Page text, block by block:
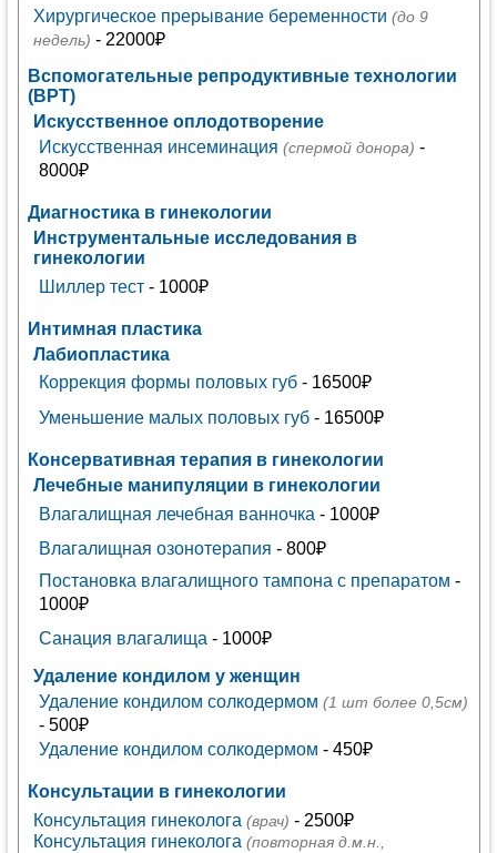
Хирургическое прерывание беременности (до 9
недель) - 22000₽
Вспомогательные репродуктивные технологии
(ВРТ)
Искусственное оплодотворение
Искусственная инсеминация (спермой донора) -
8000₽
Диагностика в гинекологии
Инструментальные исследования в
гинекологии
Шиллер тест- 1000₽
Интимная пластика
Лабиопластика
Коррекция формы половых губ- 16500₽
Уменьшение малых половых губ- 16500₽
Консервативная терапия в гинекологии
Лечебные манипуляции в гинекологии
Влагалищная лечебная ванночка - 1000₽
Влагалищная озонотерапия - 800₽
Постановка влагалищного тампона с препаратом -
1000₽
Санация влагалища- 1000₽
Удаление кондилом у женщин
Удаление кондилом солкодермом (1 шт более 0,5см)
- 500₽
Удаление кондилом солкодермом - 450₽
Консультации в гинекологии
Консультация гинеколога (врач) - 2500₽
Консультация гинеколога (повторная д.м.н.,